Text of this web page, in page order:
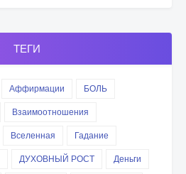
ТЕГИ
Аффирмации
БОЛЬ
Взаимоотношения
Вселенная
Гадание
ДУХОВНЫЙ РОСТ
Деньги